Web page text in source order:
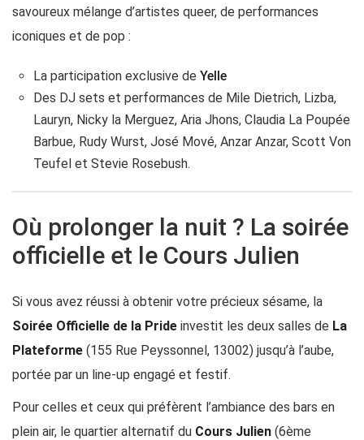
savoureux mélange d’artistes queer, de performances
iconiques et de pop :
La participation exclusive de Yelle
Des DJ sets et performances de Mile Dietrich, Lizba,
Lauryn, Nicky la Merguez, Aria Jhons, Claudia La Poupée
Barbue, Rudy Wurst, José Mové, Anzar Anzar, Scott Von
Teufel et Stevie Rosebush.
Où prolonger la nuit ? La soirée
officielle et le Cours Julien
Si vous avez réussi à obtenir votre précieux sésame, la
Soirée Officielle de la Pride investit les deux salles de La
Plateforme (155 Rue Peyssonnel, 13002) jusqu’à l’aube,
portée par un line-up engagé et festif.
Pour celles et ceux qui préfèrent l’ambiance des bars en
plein air, le quartier alternatif du Cours Julien (6ème